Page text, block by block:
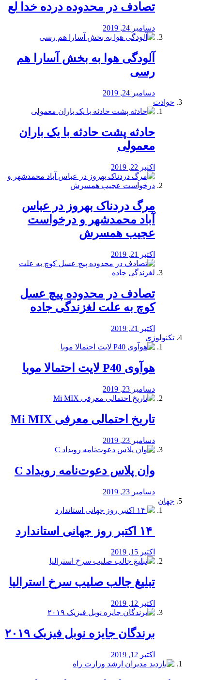
تصادف در محدوده درده خدا لع
دسامبر 24, 2019
آلودگی هوا به بخش آسارا هم
رسی
دسامبر 24, 2019
حوادث
️حادثه پشت حادثه با یک باران
معمولی
اکتبر 22, 2019
مرگ دردناک بهروز در عباس
آباد محمدشهر و درخواست
عجیب همسرش
اکتبر 21, 2019
تصادف در محدوده پیچ عسل
کوچ به علت لغزندگی جاده
اکتبر 21, 2019
تکنولوژی
هوآوی P40 لایت احتمالا موبا
دسامبر 23, 2019
تاریخ احتمالی معرفی Mi MIX
دسامبر 23, 2019
وان پلاس دعوت‌نامه رویداد C
دسامبر 23, 2019
جهان
اکتبر 15, 2019
تبلیغ جالب صلیب سرخ استرالیا
اکتبر 12, 2019
برندگان جایزه نوبل فیزیک ۲۰۱۹
اکتبر 12, 2019